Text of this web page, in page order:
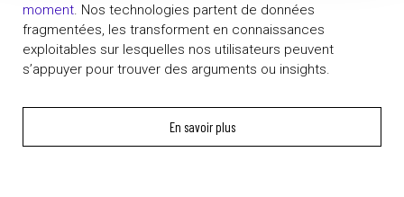
moment. Nos technologies partent de données
fragmentées, les transforment en connaissances
exploitables sur lesquelles nos utilisateurs peuvent
s’appuyer pour trouver des arguments ou insights.
En savoir plus